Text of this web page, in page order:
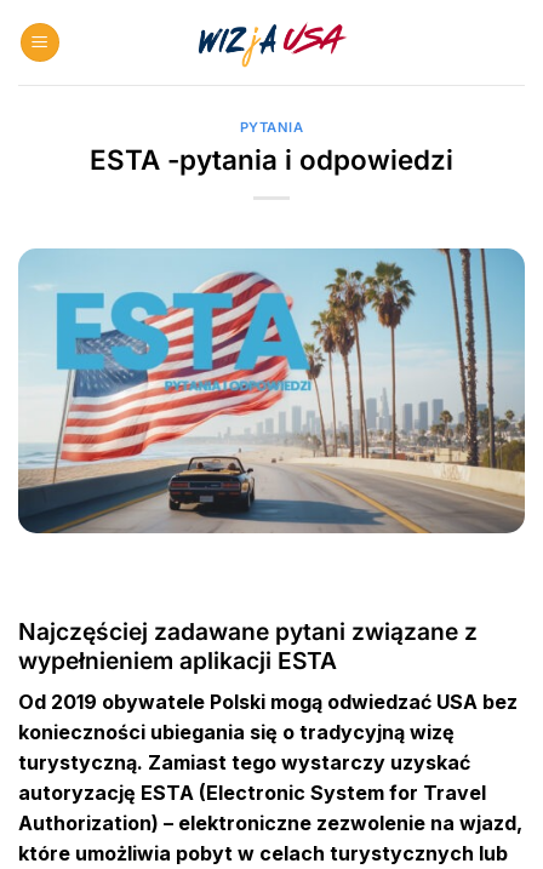
PYTANIA
ESTA -pytania i odpowiedzi
Najczęściej zadawane pytani związane z
wypełnieniem aplikacji ESTA
Od 2019 obywatele Polski mogą odwiedzać USA bez
konieczności ubiegania się o tradycyjną wizę
turystyczną. Zamiast tego wystarczy uzyskać
autoryzację ESTA (Electronic System for Travel
Authorization) – elektroniczne zezwolenie na wjazd,
które umożliwia pobyt w celach turystycznych lub